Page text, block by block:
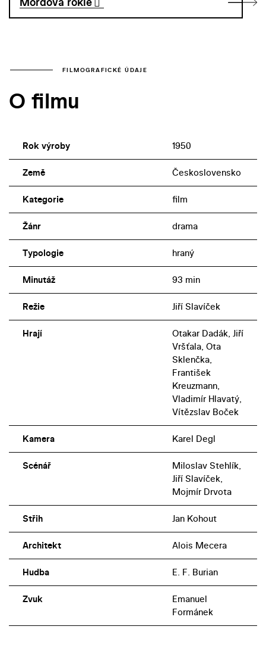
FILMOGRAFICKÉ ÚDAJE
O filmu
Rok výroby 1950
Země Československo
Kategorie film
Žánr drama
Typologie hraný
Minutáž 93 min
Režie Jiří Slavíček
Hrají
Otakar Dadák, Jiří
Vršťala, Ota
Sklenčka,
František
Kreuzmann,
Vladimír Hlavatý,
Vítězslav Boček
Kamera Karel Degl
Scénář
Miloslav Stehlík,
Jiří Slavíček,
Mojmír Drvota
Střih Jan Kohout
Architekt Alois Mecera
Hudba E. F. Burian
Zvuk
Emanuel
Formánek